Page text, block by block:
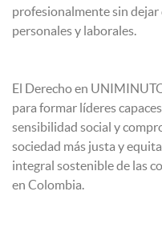
profesionalmente sin
personales y laborales.
El Derecho en
para formar líderes
sensibilidad social y
sociedad más justa y
integral sostenible de las
en Colombia.